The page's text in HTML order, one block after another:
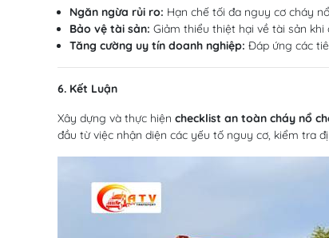
Ngăn ngừa rủi ro: Hạn chế tối đa nguy cơ cháy
Bảo vệ tài sản: Giảm thiểu thiệt hại về tài sản khi
Tăng cường uy tín doanh nghiệp: Đáp ứng các
6. Kết Luận
Xây dựng và thực hiện checklist an toàn cháy nổ
đầu từ việc nhận diện các yếu tố nguy cơ, kiểm tra